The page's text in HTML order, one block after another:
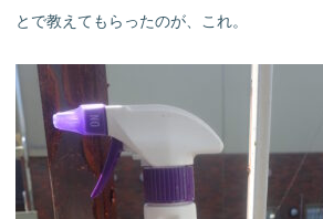
とで教えてもらったのが、これ。